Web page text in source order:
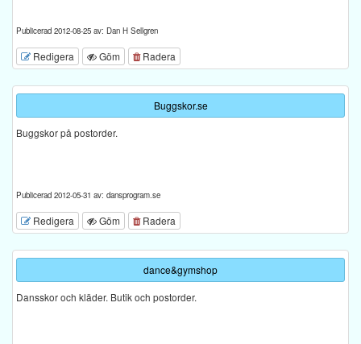
Publicerad 2012-08-25 av: Dan H Sellgren
Redigera Göm Radera
Buggskor.se
Buggskor på postorder.
Publicerad 2012-05-31 av: dansprogram.se
Redigera Göm Radera
dance&gymshop
Dansskor och kläder. Butik och postorder.